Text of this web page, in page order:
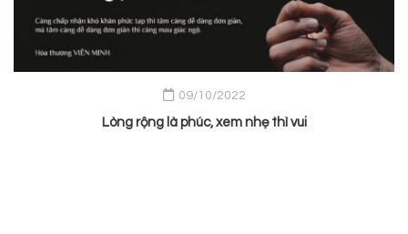
09/10/2022
Lòng rộng là phúc, xem nhẹ thì vui